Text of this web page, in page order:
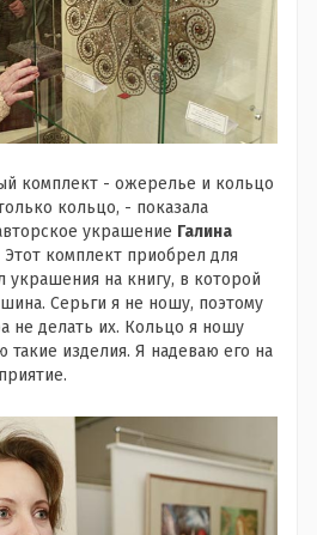
комплект - ожерелье и кольцо
кольцо, - показала
украшение Галина
Этот комплект приобрел для
на книгу, в которой
Серьги я не ношу, поэтому
не делать их. Кольцо я ношу
изделия. Я надеваю его на